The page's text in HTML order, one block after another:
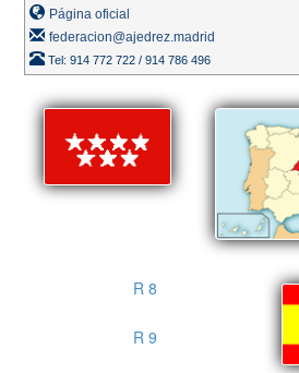
Página oficial
federacion@ajedrez.madrid
Tel: 914 772 722 / 914 786 496
R 8
R 9